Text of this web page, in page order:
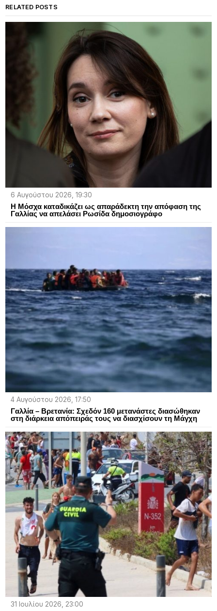
RELATED POSTS
6 Αυγούστου 2026, 19:30
Η Μόσχα καταδικάζει ως απαράδεκτη την απόφαση της
Γαλλίας να απελάσει Ρωσίδα δημοσιογράφο
4 Αυγούστου 2026, 17:50
Γαλλία – Βρετανία: Σχεδόν 160 μετανάστες διασώθηκαν
στη διάρκεια απόπειράς τους να διασχίσουν τη Μάγχη
31 Ιουλίου 2026, 23:00